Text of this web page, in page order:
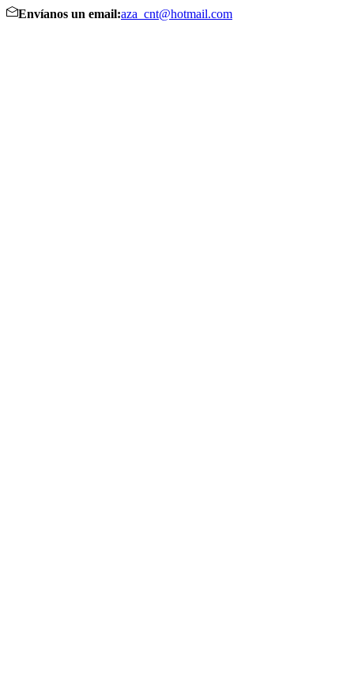
Envíanos un email:aza_cnt@hotmail.com